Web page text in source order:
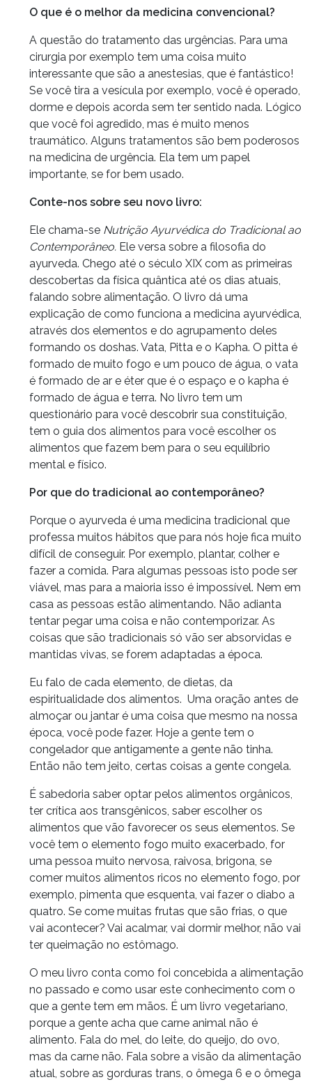
O que é o melhor da medicina convencional?
A questão do tratamento das urgências. Para uma
cirurgia por exemplo tem uma coisa muito
interessante que são a anestesias, que é fantástico!
Se você tira a vesícula por exemplo, você é operado,
dorme e depois acorda sem ter sentido nada. Lógico
que você foi agredido, mas é muito menos
traumático. Alguns tratamentos são bem poderosos
na medicina de urgência. Ela tem um papel
importante, se for bem usado.
Conte-nos sobre seu novo livro:
Ele chama-se Nutrição Ayurvédica do Tradicional ao
Contemporâneo. Ele versa sobre a filosofia do
ayurveda. Chego até o século XIX com as primeiras
descobertas da física quântica até os dias atuais,
falando sobre alimentação. O livro dá uma
explicação de como funciona a medicina ayurvédica,
através dos elementos e do agrupamento deles
formando os doshas. Vata, Pitta e o Kapha. O pitta é
formado de muito fogo e um pouco de água, o vata
é formado de ar e éter que é o espaço e o kapha é
formado de água e terra. No livro tem um
questionário para você descobrir sua constituição,
tem o guia dos alimentos para você escolher os
alimentos que fazem bem para o seu equilíbrio
mental e físico.
Por que do tradicional ao contemporâneo?
Porque o ayurveda é uma medicina tradicional que
professa muitos hábitos que para nós hoje fica muito
difícil de conseguir. Por exemplo, plantar, colher e
fazer a comida. Para algumas pessoas isto pode ser
viável, mas para a maioria isso é impossível. Nem em
casa as pessoas estão alimentando. Não adianta
tentar pegar uma coisa e não contemporizar. As
coisas que são tradicionais só vão ser absorvidas e
mantidas vivas, se forem adaptadas a época.
Eu falo de cada elemento, de dietas, da
espiritualidade dos alimentos. Uma oração antes de
almoçar ou jantar é uma coisa que mesmo na nossa
época, você pode fazer. Hoje a gente tem o
congelador que antigamente a gente não tinha.
Então não tem jeito, certas coisas a gente congela.
É sabedoria saber optar pelos alimentos orgânicos,
ter crítica aos transgênicos, saber escolher os
alimentos que vão favorecer os seus elementos. Se
você tem o elemento fogo muito exacerbado, for
uma pessoa muito nervosa, raivosa, brigona, se
comer muitos alimentos ricos no elemento fogo, por
exemplo, pimenta que esquenta, vai fazer o diabo a
quatro. Se come muitas frutas que são frias, o que
vai acontecer? Vai acalmar, vai dormir melhor, não vai
ter queimação no estômago.
O meu livro conta como foi concebida a alimentação
no passado e como usar este conhecimento com o
que a gente tem em mãos. É um livro vegetariano,
porque a gente acha que carne animal não é
alimento. Fala do mel, do leite, do queijo, do ovo,
mas da carne não. Fala sobre a visão da alimentação
atual, sobre as gorduras trans, o ômega 6 e o ômega